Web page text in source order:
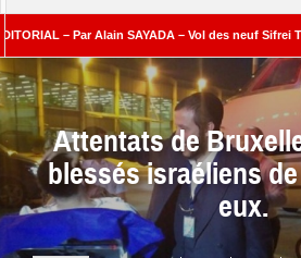
– Par Alain SAYADA – Vol des neuf Sifrei Torah
Benjamin Netanyahou à l’Iran : «
Attentats de
blessés israéliens
eux.